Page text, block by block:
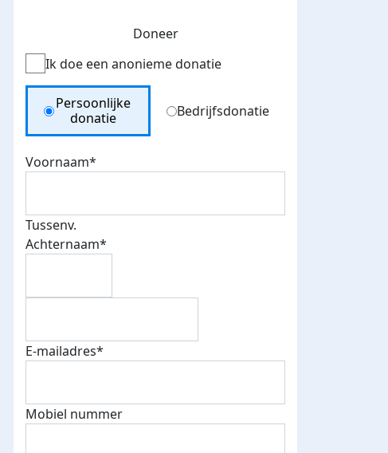
Doneer
Ik doe een anonieme donatie
Donation Type
Persoonlijke
donatie
Bedrijfsdonatie
Voornaam*
Tussenv.
Achternaam*
E-mailadres*
Mobiel nummer